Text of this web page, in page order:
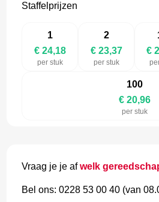
Staffelprijzen
1
€ 24,18
per stuk
2
€ 23,37
per stuk
€
100
€ 20,96
per stuk
Vraag je je afwelk
Bel ons: 0228 53 00 40 (van